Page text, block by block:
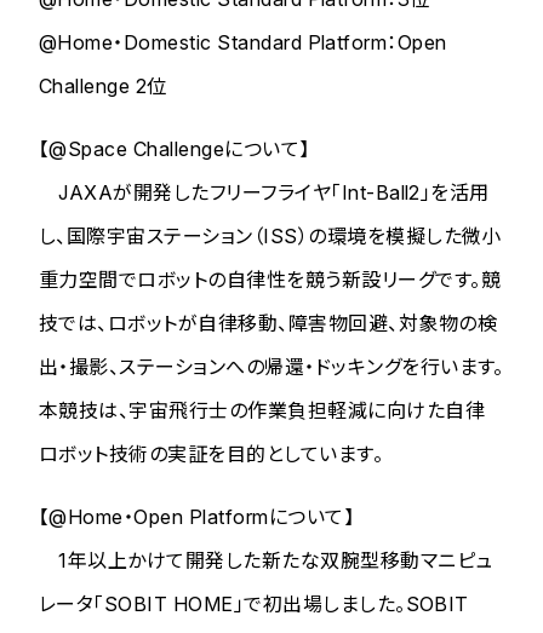
@Home・Domestic Standard Platform：Open
Challenge 2位
【@Space Challengeについて】
JAXAが開発したフリーフライヤ「Int-Ball2」を活用
し、国際宇宙ステーション（ISS）の環境を模擬した微小
重力空間でロボットの自律性を競う新設リーグです。競
技では、ロボットが自律移動、障害物回避、対象物の検
出・撮影、ステーションへの帰還・ドッキングを行います。
本競技は、宇宙飛行士の作業負担軽減に向けた自律
ロボット技術の実証を目的としています。
【@Home・Open Platformについて】
1年以上かけて開発した新たな双腕型移動マニピュ
レータ「SOBIT HOME」で初出場しました。SOBIT